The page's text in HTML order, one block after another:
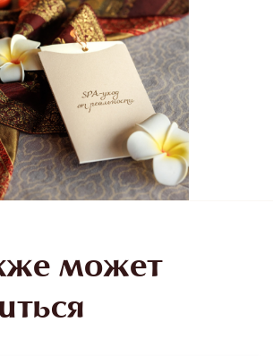
может